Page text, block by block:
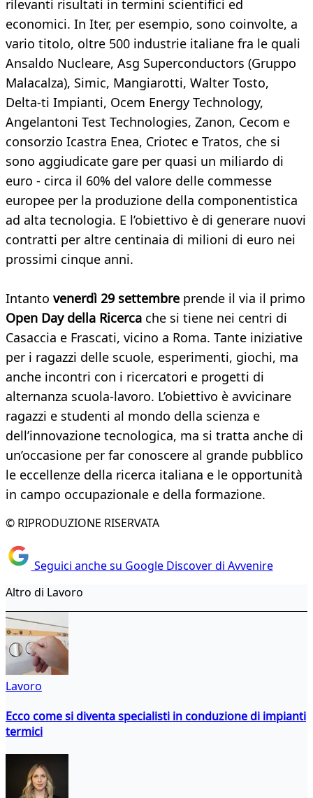
rilevanti risultati in termini scientifici ed
economici. In Iter, per esempio, sono coinvolte, a
vario titolo, oltre 500 industrie italiane fra le quali
Ansaldo Nucleare, Asg Superconductors (Gruppo
Malacalza), Simic, Mangiarotti, Walter Tosto,
Delta-ti Impianti, Ocem Energy Technology,
Angelantoni Test Technologies, Zanon, Cecom e
consorzio Icastra Enea, Criotec e Tratos, che si
sono aggiudicate gare per quasi un miliardo di
euro - circa il 60% del valore delle commesse
europee per la produzione della componentistica
ad alta tecnologia. E l’obiettivo è di generare nuovi
contratti per altre centinaia di milioni di euro nei
prossimi cinque anni.
Intanto venerdì 29 settembre prende il via il primo
Open Day della Ricerca che si tiene nei centri di
Casaccia e Frascati, vicino a Roma. Tante iniziative
per i ragazzi delle scuole, esperimenti, giochi, ma
anche incontri con i ricercatori e progetti di
alternanza scuola-lavoro. L’obiettivo è avvicinare
ragazzi e studenti al mondo della scienza e
dell’innovazione tecnologica, ma si tratta anche di
un’occasione per far conoscere al grande pubblico
le eccellenze della ricerca italiana e le opportunità
in campo occupazionale e della formazione.
© RIPRODUZIONE RISERVATA
Seguici anche su Google Discover di Avvenire
Altro di Lavoro
Lavoro
Ecco come si diventa specialisti in conduzione di impianti
termici